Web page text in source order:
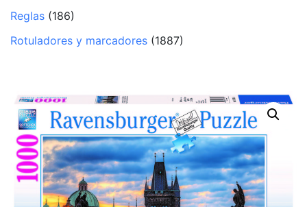
Reglas (186)
Rotuladores y marcadores (1887)